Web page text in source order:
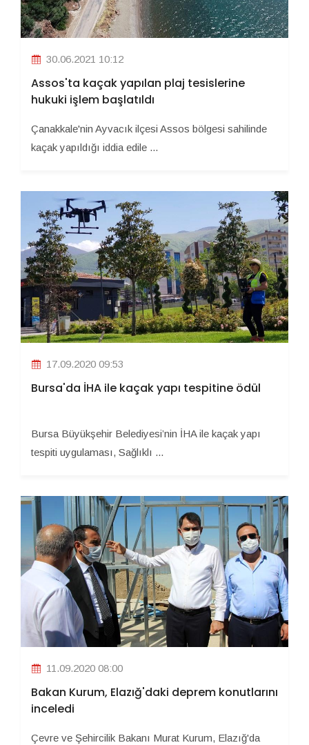
30.06.2021 10:12
Assos'ta kaçak yapılan plaj tesislerine
hukuki işlem başlatıldı
Çanakkale'nin Ayvacık ilçesi Assos bölgesi sahilinde
kaçak yapıldığı iddia edile ...
17.09.2020 09:53
Bursa'da İHA ile kaçak yapı tespitine ödül
Bursa Büyükşehir Belediyesi’nin İHA ile kaçak yapı
tespiti uygulaması, Sağlıklı ...
11.09.2020 08:00
Bakan Kurum, Elazığ'daki deprem konutlarını
inceledi
Çevre ve Şehircilik Bakanı Murat Kurum, Elazığ'da